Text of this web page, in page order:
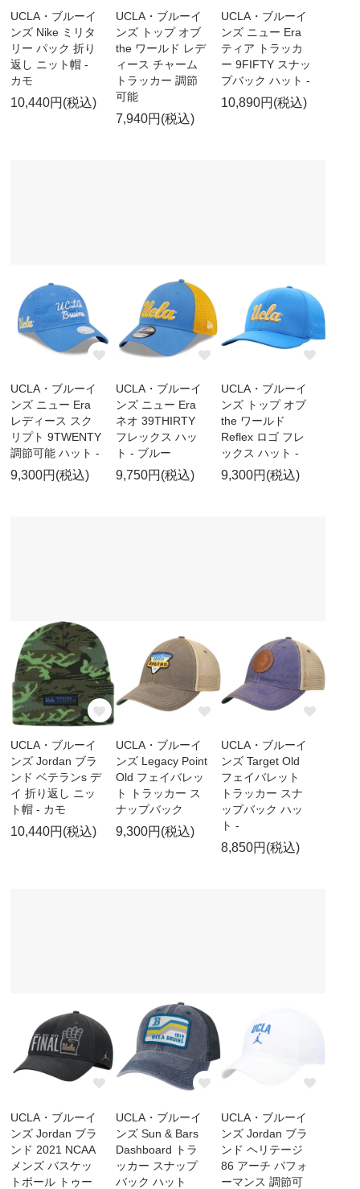
UCLA・ブルーイ
ンズ Nike ミリタ
リー パック 折り
返し ニット帽 -
カモ
10,440円(税込)
UCLA・ブルーイ
ンズ トップ オブ
the ワールド レデ
ィース チャーム
トラッカー 調節
可能
7,940円(税込)
UCLA・ブルーイ
ンズ ニュー Era
ティア トラッカ
ー 9FIFTY スナッ
プバック ハット -
10,890円(税込)
UCLA・ブルーイ
ンズ ニュー Era
レディース スク
リプト 9TWENTY
調節可能 ハット -
9,300円(税込)
UCLA・ブルーイ
ンズ ニュー Era
ネオ 39THIRTY
フレックス ハッ
ト - ブルー
9,750円(税込)
UCLA・ブルーイ
ンズ トップ オブ
the ワールド
Reflex ロゴ フレ
ックス ハット -
9,300円(税込)
UCLA・ブルーイ
ンズ Jordan ブラ
ンド ベテランs デ
イ 折り返し ニッ
ト帽 - カモ
10,440円(税込)
UCLA・ブルーイ
ンズ Legacy Point
Old フェイバレッ
ト トラッカー ス
ナップバック
9,300円(税込)
UCLA・ブルーイ
ンズ Target Old
フェイバレット
トラッカー スナ
ップバック ハッ
ト -
8,850円(税込)
UCLA・ブルーイ
ンズ Jordan ブラ
ンド 2021 NCAA
メンズ バスケッ
トボール トゥー
UCLA・ブルーイ
ンズ Sun & Bars
Dashboard トラ
ッカー スナップ
バック ハット
UCLA・ブルーイ
ンズ Jordan ブラ
ンド ヘリテージ
86 アーチ パフォ
ーマンス 調節可